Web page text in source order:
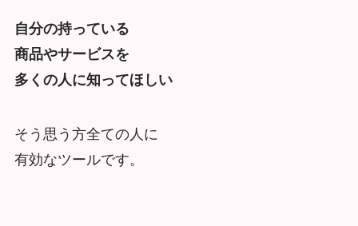
自分の持っている
商品やサービスを
多くの人に知ってほしい
そう思う方全ての人に
有効なツールです。